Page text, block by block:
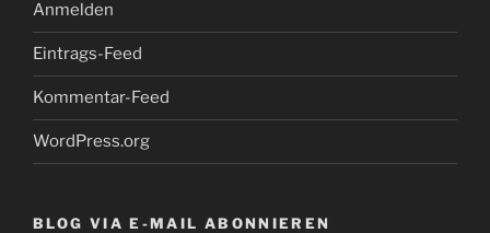
Anmelden
Eintrags-Feed
Kommentar-Feed
WordPress.org
BLOG VIA E-MAIL ABONNIEREN